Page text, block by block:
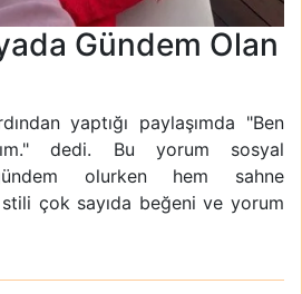
Gündem Olan
yaptığı paylaşımda "Ben
dedi. Bu yorum sosyal
olurken hem sahne
çok sayıda beğeni ve yorum